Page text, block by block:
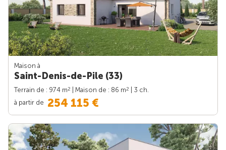
Maison à
Saint-Denis-de-Pile (33)
Terrain de : 974 m2 | Maison de : 86 m2
| 3 ch.
à partir de 254 115 €